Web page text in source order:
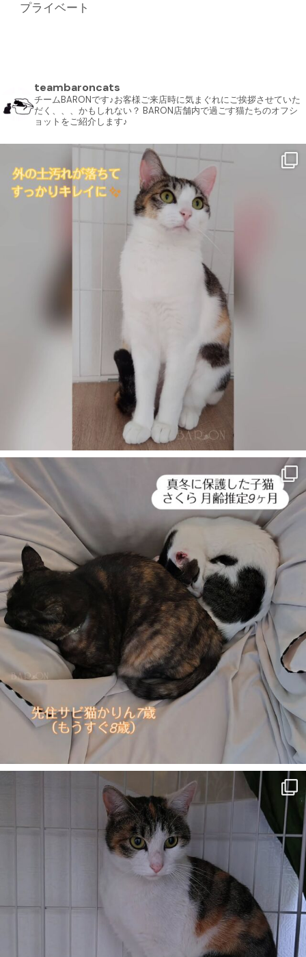
プライベート
teambaroncats
チームBARONです♪お客様ご来店時に気まぐれにご挨拶させていた
だく、、、かもしれない？ BARON店舗内で過ごす猫たちのオフシ
ョットをご紹介します♪